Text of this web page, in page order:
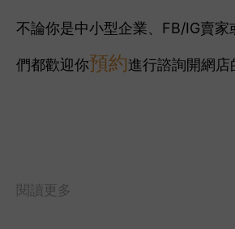
不論你是中小型企業、FB/IG賣家
們都歡迎你預約進行諮詢開網店
閱讀更多